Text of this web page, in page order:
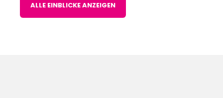
ALLE EINBLICKE ANZEIGEN